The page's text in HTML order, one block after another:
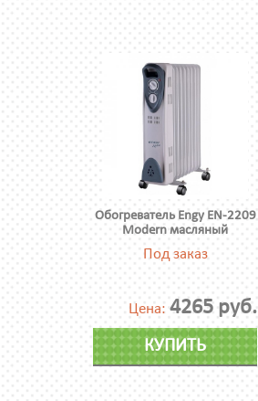
Обогреватель Engy EN-2209
Modern масляный
Под заказ
Цена: 4265 руб.
КУПИТЬ